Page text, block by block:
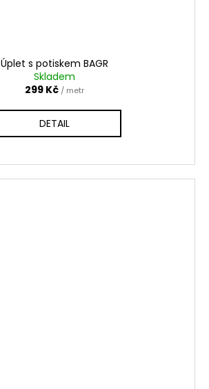
Úplet s potiskem BAGR
Skladem
299 Kč / metr
DETAIL